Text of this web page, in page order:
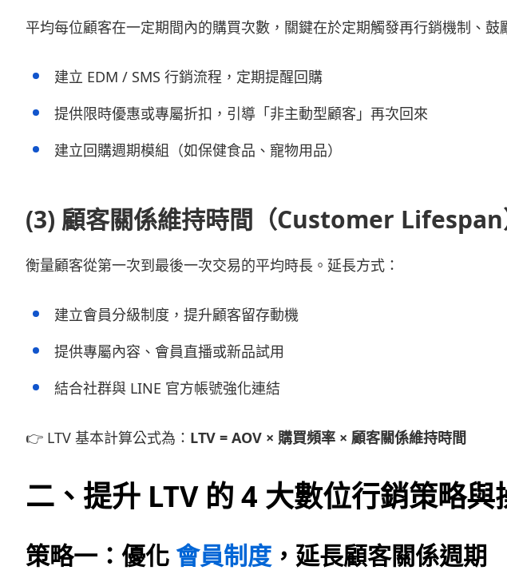
平均每位顧客在一定期間內的購買次數，關鍵在於定期觸發再行銷機制、鼓
建立 EDM / SMS 行銷流程，定期提醒回購
提供限時優惠或專屬折扣，引導「非主動型顧客」再次回來
建立回購週期模組（如保健食品、寵物用品）
(3) 顧客關係維持時間（Customer Lifespan
衡量顧客從第一次到最後一次交易的平均時長。延長方式：
建立會員分級制度，提升顧客留存動機
提供專屬內容、會員直播或新品試用
結合社群與 LINE 官方帳號強化連結
👉 LTV 基本計算公式為： LTV = AOV × 購買頻率 × 顧客關係維持時間
二、提升 LTV 的 4 大數位行銷策略與
策略一：優化會員制度 ，延長顧客關係週期